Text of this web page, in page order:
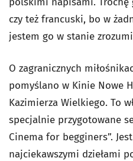
czy też francuski, bo w
jestem go w stanie
O zagranicznych
pomyślano w Kinie Nowe
Kazimierza Wielkiego. To
specjalnie przygotowane
Cinema for begginers”.
najciekawszymi dziełami